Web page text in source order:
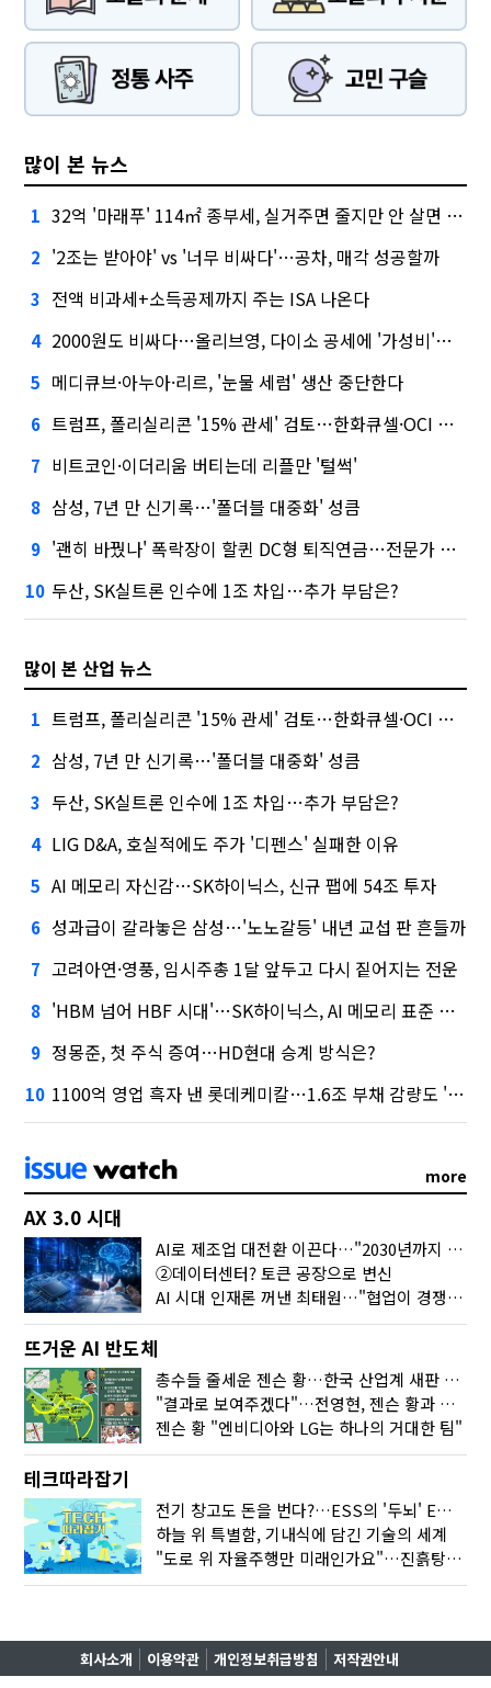
많이 본 뉴스
1 32억 '마래푸' 114㎡ 종부세, 실거주면 줄지만 안 살면 2.5배
2 '2조는 받아야' vs '너무 비싸다'…공차, 매각 성공할까
3 전액 비과세+소득공제까지 주는 ISA 나온다
4 2000원도 비싸다…올리브영, 다이소 공세에 '가성비'로 맞불
5 메디큐브·아누아·리르, '눈물 세럼' 생산 중단한다
6 트럼프, 폴리실리콘 '15% 관세' 검토…한화큐셀·OCI 영향은?
7 비트코인·이더리움 버티는데 리플만 '털썩'
8 삼성, 7년 만 신기록…'폴더블 대중화' 성큼
9 '괜히 바꿨나' 폭락장이 할퀸 DC형 퇴직연금…전문가 조언은
10 두산, SK실트론 인수에 1조 차입…추가 부담은?
많이 본 산업 뉴스
1 트럼프, 폴리실리콘 '15% 관세' 검토…한화큐셀·OCI 영향은?
2 삼성, 7년 만 신기록…'폴더블 대중화' 성큼
3 두산, SK실트론 인수에 1조 차입…추가 부담은?
4 LIG D&A, 호실적에도 주가 '디펜스' 실패한 이유
5 AI 메모리 자신감…SK하이닉스, 신규 팹에 54조 투자
6 성과급이 갈라놓은 삼성…'노노갈등' 내년 교섭 판 흔들까
7 고려아연·영풍, 임시주총 1달 앞두고 다시 짙어지는 전운
8 'HBM 넘어 HBF 시대'…SK하이닉스, AI 메모리 표준 선점 나섰다
9 정몽준, 첫 주식 증여…HD현대 승계 방식은?
10 1100억 영업 흑자 낸 롯데케미칼…1.6조 부채 감량도 '속도'
more
AX 3.0 시대
AI로 제조업 대전환 이끈다…"2030년까지 민관합동 20조 투자"
②데이터센터? 토큰 공장으로 변신
AI 시대 인재론 꺼낸 최태원…"협업이 경쟁력"
뜨거운 AI 반도체
총수들 줄세운 젠슨 황…한국 산업계 새판 짰다
"결과로 보여주겠다"…전영현, 젠슨 황과 HBM5 논의
젠슨 황 "엔비디아와 LG는 하나의 거대한 팀"
테크따라잡기
전기 창고도 돈을 번다?…ESS의 '두뇌' EMO가 뭐길래
하늘 위 특별함, 기내식에 담긴 기술의 세계
"도로 위 자율주행만 미래인가요"…진흙탕서 길 내는 HD현대 AI 기술
회사소개 이용약관 개인정보취급방침 저작권안내